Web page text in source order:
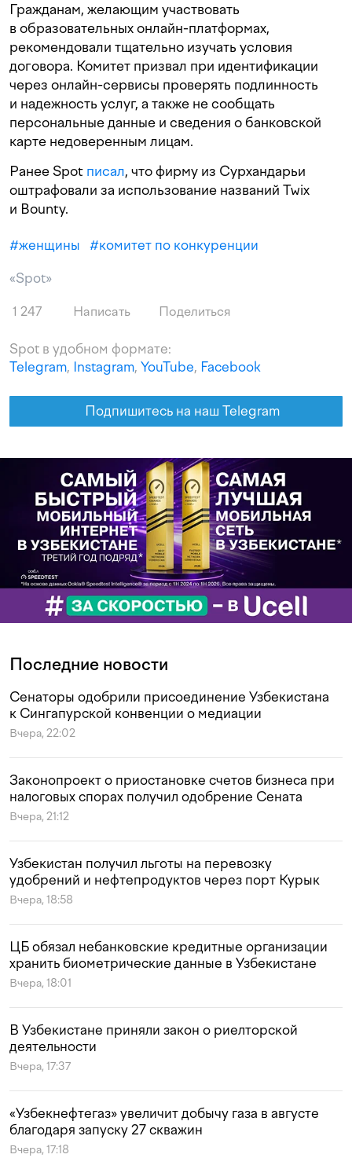
Гражданам, желающим участвовать
в образовательных онлайн-платформах,
рекомендовали тщательно изучать условия
договора. Комитет призвал при идентификации
через онлайн-сервисы проверять подлинность
и надежность услуг, а также не сообщать
персональные данные и сведения о банковской
карте недоверенным лицам.
Ранее Spot писал, что фирму из Сурхандарьи
оштрафовали за использование названий Twix
и Bounty.
#женщины #комитет по конкуренции
«Spot»
1 247 Написать Поделиться
Spot в удобном формате:
Telegram, Instagram, YouTube, Facebook
Подпишитесь на наш Telegram
Последние новости
Сенаторы одобрили присоединение Узбекистана
к Сингапурской конвенции о медиации
Вчера, 22:02
Законопроект о приостановке счетов бизнеса при
налоговых спорах получил одобрение Сената
Вчера, 21:12
Узбекистан получил льготы на перевозку
удобрений и нефтепродуктов через порт Курык
Вчера, 18:58
ЦБ обязал небанковские кредитные организации
хранить биометрические данные в Узбекистане
Вчера, 18:01
В Узбекистане приняли закон о риелторской
деятельности
Вчера, 17:37
«Узбекнефтегаз» увеличит добычу газа в августе
благодаря запуску 27 скважин
Вчера, 17:18